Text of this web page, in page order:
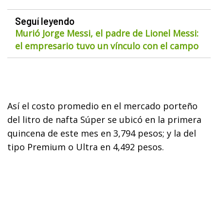
Seguí leyendo
Murió Jorge Messi, el padre de Lionel Messi:
el empresario tuvo un vínculo con el campo
Así el costo promedio en el mercado porteño
del litro de nafta Súper se ubicó en la primera
quincena de este mes en 3,794 pesos; y la del
tipo Premium o Ultra en 4,492 pesos.